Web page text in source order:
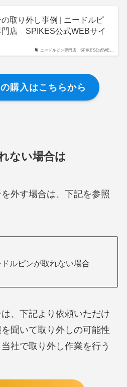
ニードルピン専門店 SPIKES公式WE…
の取り外し事例 | ニードルピ
門店 SPIKES公式WEBサイ
購入はこちらから
ない場合は
外す場合は、下記を参照
ドルピンが取れない場合
、下記より依頼いただけ
聞いて取り外しの可能性
社で取り外し作業を行う